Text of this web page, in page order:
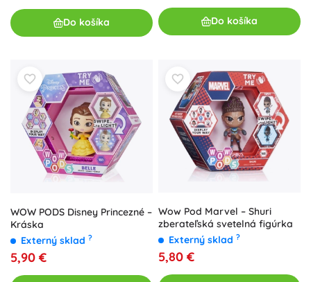
Do košíka Do košíka
WOW PODS Disney Princezné –
Kráska
Externý sklad ?
5,90 €
Wow Pod Marvel – Shuri
zberateľská svetelná figúrka
Externý sklad ?
5,80 €